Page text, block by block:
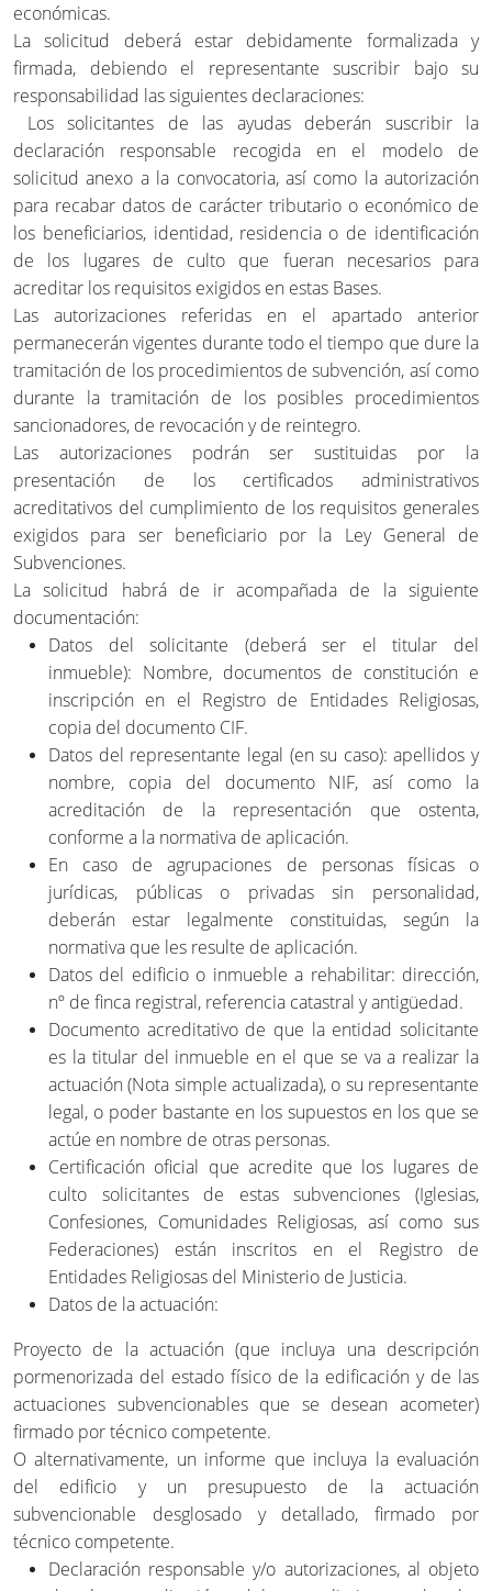
económicas.
La solicitud deberá estar debidamente formalizada y
firmada, debiendo el representante suscribir bajo su
responsabilidad las siguientes declaraciones:
Los solicitantes de las ayudas deberán suscribir la
declaración responsable recogida en el modelo de
solicitud anexo a la convocatoria, así como la autorización
para recabar datos de carácter tributario o económico de
los beneficiarios, identidad, residencia o de identificación
de los lugares de culto que fueran necesarios para
acreditar los requisitos exigidos en estas Bases.
Las autorizaciones referidas en el apartado anterior
permanecerán vigentes durante todo el tiempo que dure la
tramitación de los procedimientos de subvención, así como
durante la tramitación de los posibles procedimientos
sancionadores, de revocación y de reintegro.
Las autorizaciones podrán ser sustituidas por la
presentación de los certificados administrativos
acreditativos del cumplimiento de los requisitos generales
exigidos para ser beneficiario por la Ley General de
Subvenciones.
La solicitud habrá de ir acompañada de la siguiente
documentación:
Datos del solicitante (deberá ser el titular del
inmueble): Nombre, documentos de constitución e
inscripción en el Registro de Entidades Religiosas,
copia del documento CIF.
Datos del representante legal (en su caso): apellidos y
nombre, copia del documento NIF, así como la
acreditación de la representación que ostenta,
conforme a la normativa de aplicación.
En caso de agrupaciones de personas físicas o
jurídicas, públicas o privadas sin personalidad,
deberán estar legalmente constituidas, según la
normativa que les resulte de aplicación.
Datos del edificio o inmueble a rehabilitar: dirección,
nº de finca registral, referencia catastral y antigüedad.
Documento acreditativo de que la entidad solicitante
es la titular del inmueble en el que se va a realizar la
actuación (Nota simple actualizada), o su representante
legal, o poder bastante en los supuestos en los que se
actúe en nombre de otras personas.
Certificación oficial que acredite que los lugares de
culto solicitantes de estas subvenciones (Iglesias,
Confesiones, Comunidades Religiosas, así como sus
Federaciones) están inscritos en el Registro de
Entidades Religiosas del Ministerio de Justicia.
Datos de la actuación:
Proyecto de la actuación (que incluya una descripción
pormenorizada del estado físico de la edificación y de las
actuaciones subvencionables que se desean acometer)
firmado por técnico competente.
O alternativamente, un informe que incluya la evaluación
del edificio y un presupuesto de la actuación
subvencionable desglosado y detallado, firmado por
técnico competente.
Declaración responsable y/o autorizaciones, al objeto